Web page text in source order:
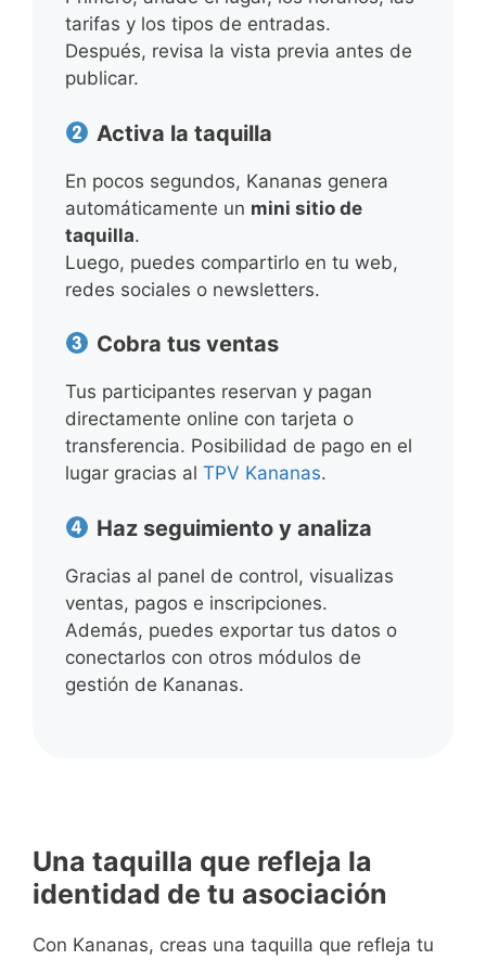
tarifas y los tipos de entradas.
Después, revisa la vista previa antes de
publicar.
Activa la taquilla
En pocos segundos, Kananas genera
automáticamente un mini sitio de
taquilla.
Luego, puedes compartirlo en tu web,
redes sociales o newsletters.
Cobra tus ventas
Tus participantes reservan y pagan
directamente online con tarjeta o
transferencia. Posibilidad de pago en el
lugar gracias al TPV Kananas.
Haz seguimiento y analiza
Gracias al panel de control, visualizas
ventas, pagos e inscripciones.
Además, puedes exportar tus datos o
conectarlos con otros módulos de
gestión de Kananas.
Una taquilla que refleja la
identidad de tu asociación
Con Kananas, creas una taquilla que refleja tu